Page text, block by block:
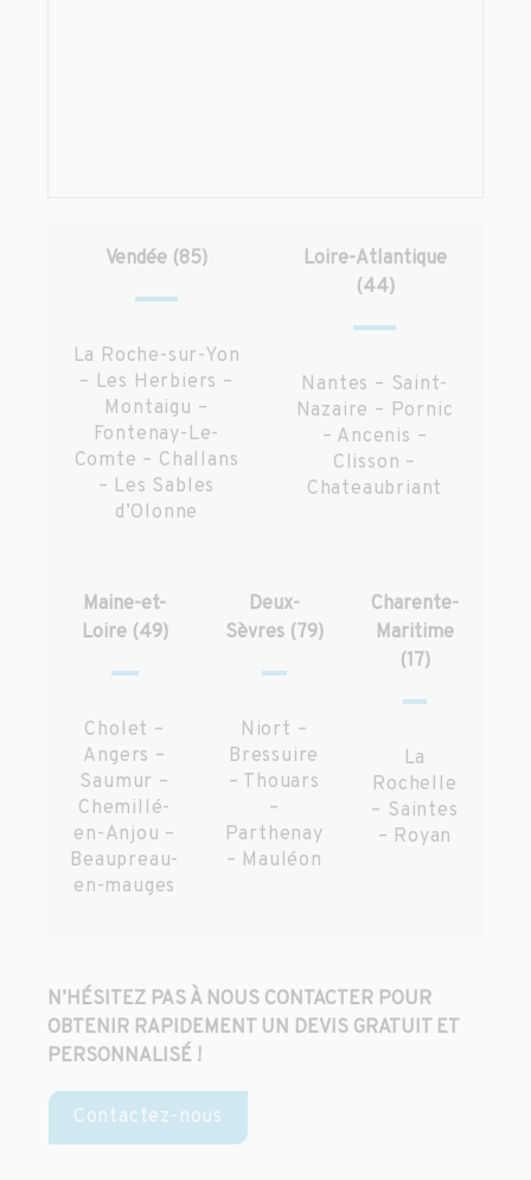
Vendée (85)
La Roche-sur-Yon
– Les Herbiers –
Montaigu –
Fontenay-Le-
Comte – Challans
– Les Sables
d’Olonne
Loire-Atlantique
(44)
Nantes – Saint-
Nazaire – Pornic
– Ancenis –
Clisson –
Chateaubriant
Maine-et-
Loire (49)
Cholet –
Angers –
Saumur –
Chemillé-
en-Anjou –
Beaupreau-
en-mauges
Deux-
Sèvres (79)
Niort –
Bressuire
– Thouars
–
Parthenay
– Mauléon
Charente-
Maritime
(17)
La
Rochelle
– Saintes
– Royan
N’HÉSITEZ PAS À NOUS CONTACTER POUR
OBTENIR RAPIDEMENT UN DEVIS GRATUIT ET
PERSONNALISÉ !
Contactez-nous